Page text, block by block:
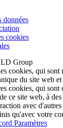
données
cookies
Group
cookies, qui sont
du site web
cookies, qui sont
ce site web, à
avec d'autres
qu'avec votre
Paramètres